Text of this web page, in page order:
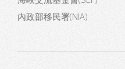
內政部移民署(NIA)